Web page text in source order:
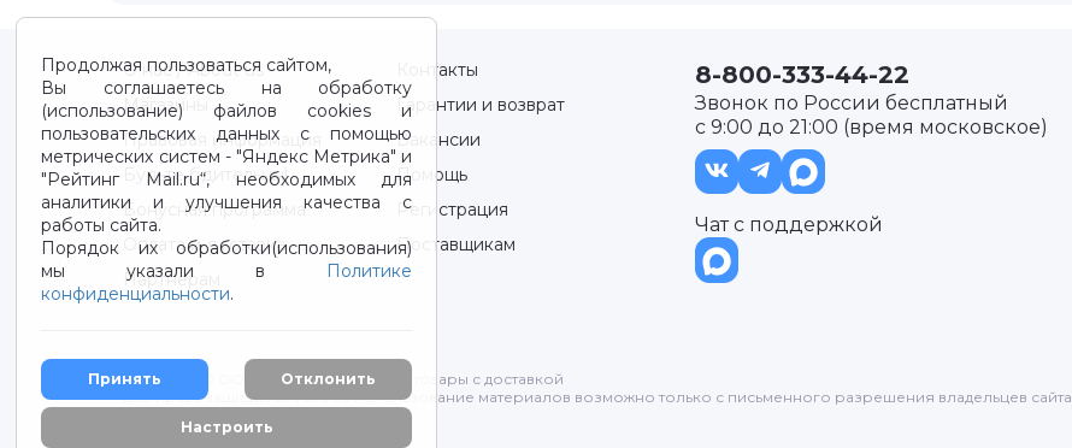
Продолжая пользоваться сайтом,
Вы соглашаетесь на обработку
(использование) файлов cookies и
пользовательских данных с помощью
метрических систем - "Яндекс Метрика" и
"Рейтинг Mail.ru“, необходимых для
аналитики и улучшения качества с
работы сайта.
Порядок их обработки(использования)
мы указали в Политике
конфиденциальности.
Принять Отклонить
Настроить
О нас / About us
Контакты
Магазины
Гарантии и возврат
Правовая информация
Вакансии
Будьте бдительны!
Помощь
Бонусная программа
Регистрация
Оплата и доставка
Поставщикам
Партнерам
8-800-333-44-22
Звонок по России бесплатный
с 9:00 до 21:00 (время московское)
Чат с поддержкой
2012-2026 © ООО "ВОТОНЯ". Детские товары с доставкой
Все права защищены. Любое использование материалов возможно только с письменного разрешения владельцев сайта.
Политика конфиденциальности